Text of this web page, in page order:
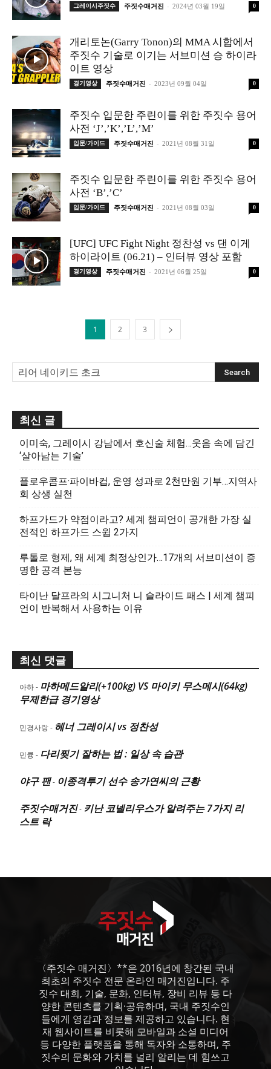
그레이시주짓수 주짓수매거진 - 2024년 03월 19일 0
개리토논(Garry Tonon)의 MMA 시합에서
주짓수 기술로 이기는 서브미션 승 하이라
이트 영상
경기영상 주짓수매거진 - 2023년 09월 04일 0
주짓수 입문한 주린이를 위한 주짓수 용어
사전 ‘J’,’K’,’L’,’M’
입문/가이드 주짓수매거진 - 2021년 08월 31일 0
주짓수 입문한 주린이를 위한 주짓수 용어
사전 ‘B’,’C’
입문/가이드 주짓수매거진 - 2021년 08월 03일 0
[UFC] UFC Fight Night 정찬성 vs 댄 이게
하이라이트 (06.21) – 인터뷰 영상 포함
경기영상 주짓수매거진 - 2021년 06월 25일 0
1 2 3
최신 글
이미숙, 그레이시 강남에서 호신술 체험…웃음 속에 담긴
‘살아남는 기술’
플로우콤프·파이바컵, 운영 성과로 2천만원 기부…지역사
회 상생 실천
하프가드가 약점이라고? 세계 챔피언이 공개한 가장 실
전적인 하프가드 스윕 2가지
루톨로 형제, 왜 세계 최정상인가…17개의 서브미션이 증
명한 공격 본능
타이난 달프라의 시그니처 니 슬라이드 패스 | 세계 챔피
언이 반복해서 사용하는 이유
최신 댓글
아하- 마하메드알리(+100kg) VS 마이키 무스메시(64kg)
무제한급 경기영상
민경사랑- 헤너 그레이시 vs 정찬성
민큥 - 다리찢기 잘하는 법 : 일상 속 습관
야구 팬- 이종격투기 선수 송가연씨의 근황
주짓수매거진- 키난 코넬리우스가 알려주는 7가지 리
스트 락
〈주짓수 매거진〉**은 2016년에 창간된 국내
최초의 주짓수 전문 온라인 매거진입니다. 주
짓수 대회, 기술, 문화, 인터뷰, 장비 리뷰 등 다
양한 콘텐츠를 기획·공유하며, 국내 주짓수인
들에게 영감과 정보를 제공하고 있습니다. 현
재 웹사이트를 비롯해 모바일과 소셜 미디어
등 다양한 플랫폼을 통해 독자와 소통하며, 주
짓수의 문화와 가치를 널리 알리는 데 힘쓰고